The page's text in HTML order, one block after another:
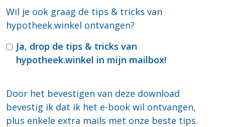
Wil je ook graag de tips & tricks van
hypotheek.winkel ontvangen?
Ja, drop de tips & tricks van
hypotheek.winkel in mijn mailbox!
Door het bevestigen van deze download
bevestig ik dat ik het e-book wil ontvangen,
plus enkele extra mails met onze beste tips.